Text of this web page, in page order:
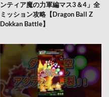
ンティア魔の力軍編マス3＆4」全
ミッション攻略【Dragon Ball Z
Dokkan Battle】